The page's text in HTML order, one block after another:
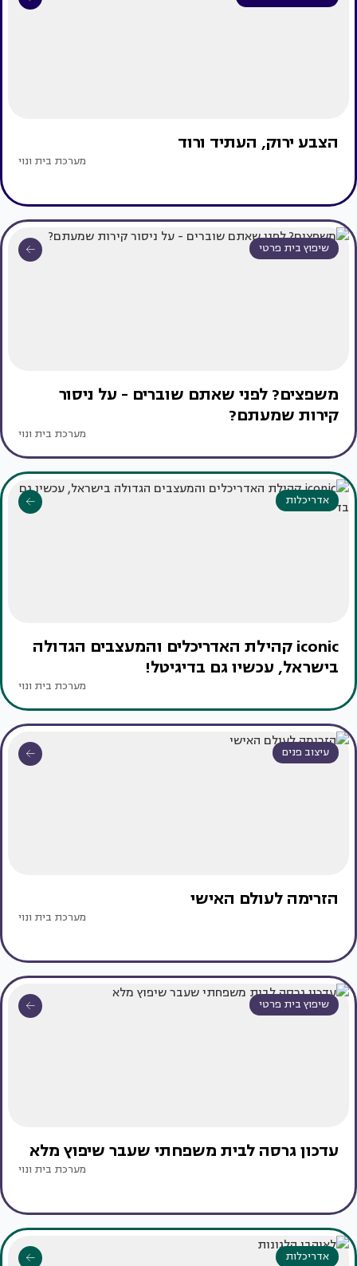
הצבע ירוק, העתיד ורוד
מערכת בית ונוי
שיפוץ בית פרטי
משפצים? לפני שאתם שוברים - על ניסור
קירות שמעתם?
מערכת בית ונוי
אדריכלות
iconic קהילת האדריכלים והמעצבים הגדולה
בישראל, עכשיו גם בדיגיטל!
מערכת בית ונוי
עיצוב פנים
הזרימה לעולם האישי
מערכת בית ונוי
שיפוץ בית פרטי
עדכון גרסה לבית משפחתי שעבר שיפוץ מלא
מערכת בית ונוי
אדריכלות